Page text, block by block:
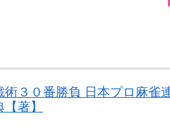
３０番勝負 日本プロ麻雀
著】